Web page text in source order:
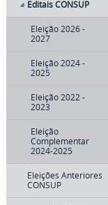
Editais CONSUP
Eleição 2026 -
2027
Eleição 2024 -
2025
Eleição 2022 -
2023
Eleição
Complementar
2024-2025
Eleições Anteriores
CONSUP